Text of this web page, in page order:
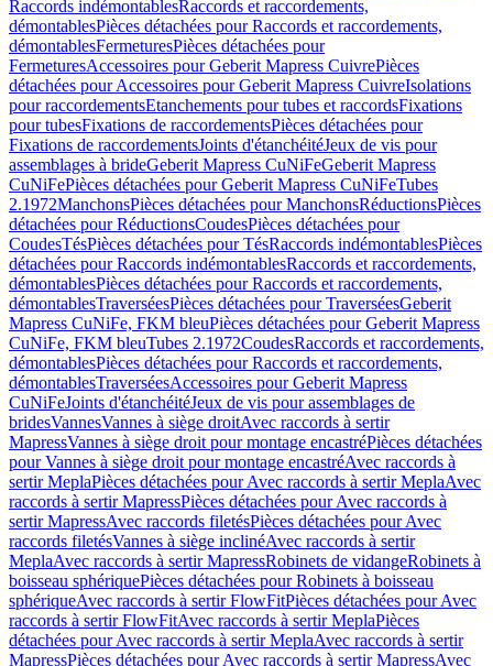
Raccords indémontablesRaccords et raccordements,
démontablesPièces détachées pour Raccords et raccordements,
démontablesFermeturesPièces détachées pour
FermeturesAccessoires pour Geberit Mapress CuivrePièces
détachées pour Accessoires pour Geberit Mapress CuivreIsolations
pour raccordementsEtanchements pour tubes et raccordsFixations
pour tubesFixations de raccordementsPièces détachées pour
Fixations de raccordementsJoints d'étanchéitéJeux de vis pour
assemblages à brideGeberit Mapress CuNiFeGeberit Mapress
CuNiFePièces détachées pour Geberit Mapress CuNiFeTubes
2.1972ManchonsPièces détachées pour ManchonsRéductionsPièces
détachées pour RéductionsCoudesPièces détachées pour
CoudesTésPièces détachées pour TésRaccords indémontablesPièces
détachées pour Raccords indémontablesRaccords et raccordements,
démontablesPièces détachées pour Raccords et raccordements,
démontablesTraverséesPièces détachées pour TraverséesGeberit
Mapress CuNiFe, FKM bleuPièces détachées pour Geberit Mapress
CuNiFe, FKM bleuTubes 2.1972CoudesRaccords et raccordements,
démontablesPièces détachées pour Raccords et raccordements,
démontablesTraverséesAccessoires pour Geberit Mapress
CuNiFeJoints d'étanchéitéJeux de vis pour assemblages de
bridesVannesVannes à siège droitAvec raccords à sertir
MapressVannes à siège droit pour montage encastréPièces détachées
pour Vannes à siège droit pour montage encastréAvec raccords à
sertir MeplaPièces détachées pour Avec raccords à sertir MeplaAvec
raccords à sertir MapressPièces détachées pour Avec raccords à
sertir MapressAvec raccords filetésPièces détachées pour Avec
raccords filetésVannes à siège inclinéAvec raccords à sertir
MeplaAvec raccords à sertir MapressRobinets de vidangeRobinets à
boisseau sphériquePièces détachées pour Robinets à boisseau
sphériqueAvec raccords à sertir FlowFitPièces détachées pour Avec
raccords à sertir FlowFitAvec raccords à sertir MeplaPièces
détachées pour Avec raccords à sertir MeplaAvec raccords à sertir
MapressPièces détachées pour Avec raccords à sertir MapressAvec